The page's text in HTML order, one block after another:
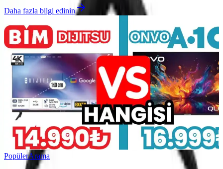
Daha fazla bilgi edinin
PopülerArama